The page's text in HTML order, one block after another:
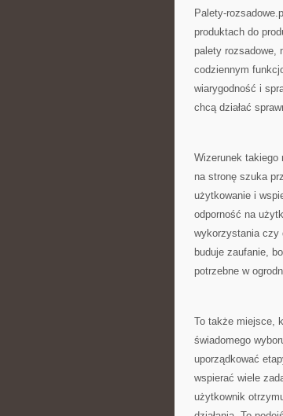
Palety-
produktach do
palety rozsadowe,
codziennym
wiarygodność i
chcą działać
Wizerunek
na stronę szuka
użytkowanie i
odporność na
wykorzystania czy
buduje zaufanie,
potrzebne w
To także miejsce,
świadomego
uporządkować
wspierać wiele
użytkownik